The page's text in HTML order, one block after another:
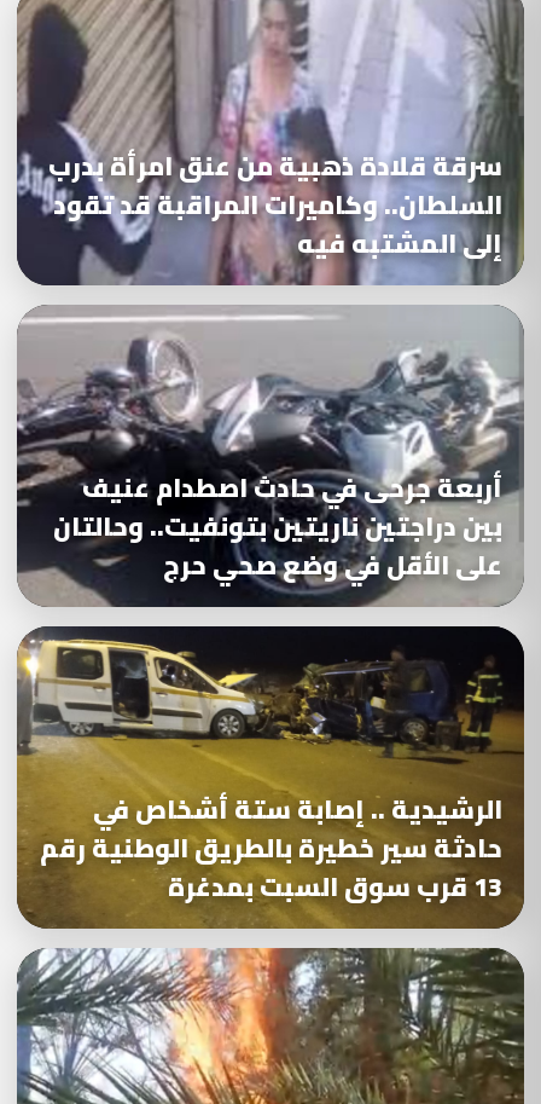
سرقة قلادة ذهبية من عنق امرأة بدرب
السلطان.. وكاميرات المراقبة قد تقود
إلى المشتبه فيه
أربعة جرحى في حادث اصطدام عنيف
بين دراجتين ناريتين بتونفيت.. وحالتان
على الأقل في وضع صحي حرج
الرشيدية .. إصابة ستة أشخاص في
حادثة سير خطيرة بالطريق الوطنية رقم
13 قرب سوق السبت بمدغرة